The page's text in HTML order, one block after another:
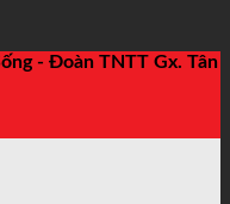
- Đoàn TNTT Gx. Tân